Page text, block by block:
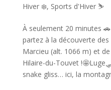
Hiver ❄️, Sports d'Hiver ⛷️
À seulement 20 minutes
partez à la découverte
Marcieu (alt. 1066 m) et
Hilaire-du-Touvet
snake gliss… ici, la